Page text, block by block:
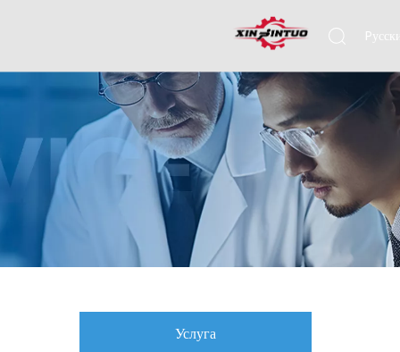
Услуга